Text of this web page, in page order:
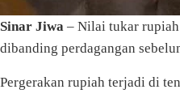
Sinar Jiwa – Nilai tukar rupiah
dibanding perdagangan
Pergerakan rupiah terjadi di